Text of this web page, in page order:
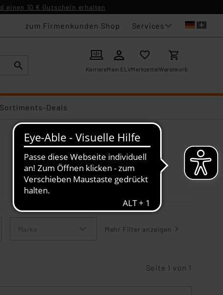
einen 10 € Gutschein erhalten
zum Firmenkunden Shop Services
KarriereMein ELVMerkzettelWarenkorb
Sortiments-Deals
Marke Mehr Filter anzeigen
Seite 1 von 1